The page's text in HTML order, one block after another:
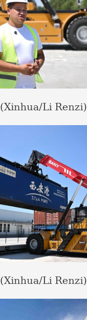
(Xinhua/Li Renzi)
(Xinhua/Li Renzi)